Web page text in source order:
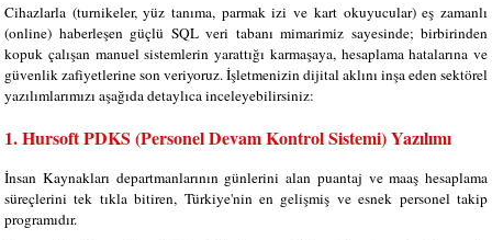
Cihazlarla (turnikeler, yüz tanıma, parmak izi ve kart okuyucular) eş zamanlı
(online) haberleşen güçlü SQL veri tabanı mimarimiz sayesinde; birbirinden
kopuk çalışan manuel sistemlerin yarattığı karmaşaya, hesaplama hatalarına ve
güvenlik zafiyetlerine son veriyoruz. İşletmenizin dijital aklını inşa eden sektörel
yazılımlarımızı aşağıda detaylıca inceleyebilirsiniz:
1. Hursoft PDKS (Personel Devam Kontrol Sistemi) Yazılımı
İnsan Kaynakları departmanlarının günlerini alan puantaj ve maaş hesaplama
süreçlerini tek tıkla bitiren, Türkiye'nin en gelişmiş ve esnek personel takip
programıdır.